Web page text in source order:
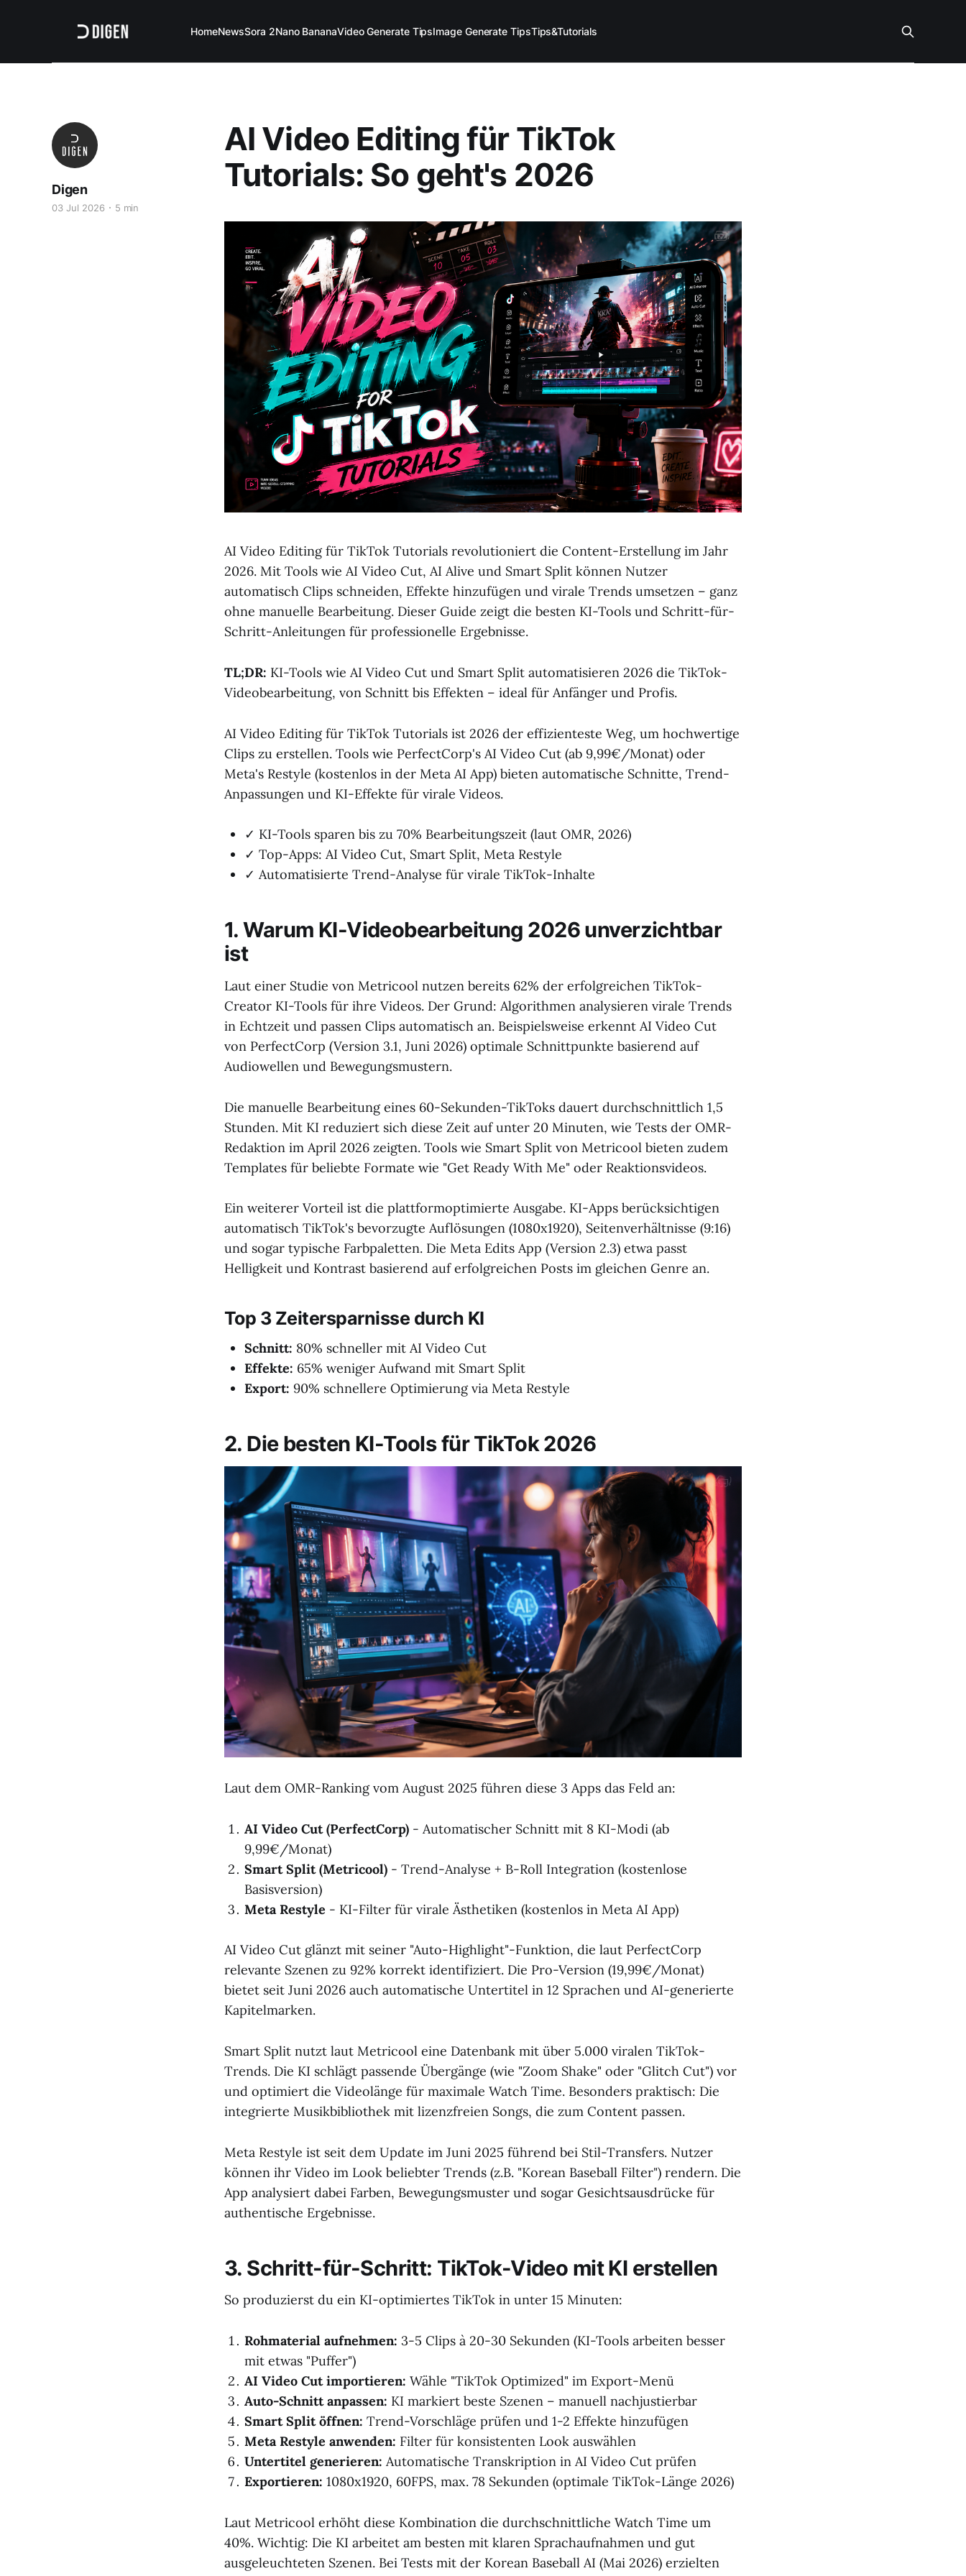
HomeNewsSora 2Nano BananaVideo Generate TipsImage Generate TipsTips&Tutorials
AI Video Editing für TikTok
Tutorials: So geht's 2026
Digen
03 Jul 2026 5 min
AI Video Editing für TikTok Tutorials revolutioniert die Content-Erstellung im Jahr
2026. Mit Tools wie AI Video Cut, AI Alive und Smart Split können Nutzer
automatisch Clips schneiden, Effekte hinzufügen und virale Trends umsetzen – ganz
ohne manuelle Bearbeitung. Dieser Guide zeigt die besten KI-Tools und Schritt-für-
Schritt-Anleitungen für professionelle Ergebnisse.
TL;DR: KI-Tools wie AI Video Cut und Smart Split automatisieren 2026 die TikTok-
Videobearbeitung, von Schnitt bis Effekten – ideal für Anfänger und Profis.
AI Video Editing für TikTok Tutorials ist 2026 der effizienteste Weg, um hochwertige
Clips zu erstellen. Tools wie PerfectCorp's AI Video Cut (ab 9,99€/Monat) oder
Meta's Restyle (kostenlos in der Meta AI App) bieten automatische Schnitte, Trend-
Anpassungen und KI-Effekte für virale Videos.
✓ KI-Tools sparen bis zu 70% Bearbeitungszeit (laut OMR, 2026)
✓ Top-Apps: AI Video Cut, Smart Split, Meta Restyle
✓ Automatisierte Trend-Analyse für virale TikTok-Inhalte
1. Warum KI-Videobearbeitung 2026 unverzichtbar
ist
Laut einer Studie von Metricool nutzen bereits 62% der erfolgreichen TikTok-
Creator KI-Tools für ihre Videos. Der Grund: Algorithmen analysieren virale Trends
in Echtzeit und passen Clips automatisch an. Beispielsweise erkennt AI Video Cut
von PerfectCorp (Version 3.1, Juni 2026) optimale Schnittpunkte basierend auf
Audiowellen und Bewegungsmustern.
Die manuelle Bearbeitung eines 60-Sekunden-TikToks dauert durchschnittlich 1,5
Stunden. Mit KI reduziert sich diese Zeit auf unter 20 Minuten, wie Tests der OMR-
Redaktion im April 2026 zeigten. Tools wie Smart Split von Metricool bieten zudem
Templates für beliebte Formate wie "Get Ready With Me" oder Reaktionsvideos.
Ein weiterer Vorteil ist die plattformoptimierte Ausgabe. KI-Apps berücksichtigen
automatisch TikTok's bevorzugte Auflösungen (1080x1920), Seitenverhältnisse (9:16)
und sogar typische Farbpaletten. Die Meta Edits App (Version 2.3) etwa passt
Helligkeit und Kontrast basierend auf erfolgreichen Posts im gleichen Genre an.
Top 3 Zeitersparnisse durch KI
Schnitt: 80% schneller mit AI Video Cut
Effekte: 65% weniger Aufwand mit Smart Split
Export: 90% schnellere Optimierung via Meta Restyle
2. Die besten KI-Tools für TikTok 2026
Laut dem OMR-Ranking vom August 2025 führen diese 3 Apps das Feld an:
AI Video Cut (PerfectCorp) - Automatischer Schnitt mit 8 KI-Modi (ab
9,99€/Monat)
Smart Split (Metricool) - Trend-Analyse + B-Roll Integration (kostenlose
Basisversion)
Meta Restyle - KI-Filter für virale Ästhetiken (kostenlos in Meta AI App)
AI Video Cut glänzt mit seiner "Auto-Highlight"-Funktion, die laut PerfectCorp
relevante Szenen zu 92% korrekt identifiziert. Die Pro-Version (19,99€/Monat)
bietet seit Juni 2026 auch automatische Untertitel in 12 Sprachen und AI-generierte
Kapitelmarken.
Smart Split nutzt laut Metricool eine Datenbank mit über 5.000 viralen TikTok-
Trends. Die KI schlägt passende Übergänge (wie "Zoom Shake" oder "Glitch Cut") vor
und optimiert die Videolänge für maximale Watch Time. Besonders praktisch: Die
integrierte Musikbibliothek mit lizenzfreien Songs, die zum Content passen.
Meta Restyle ist seit dem Update im Juni 2025 führend bei Stil-Transfers. Nutzer
können ihr Video im Look beliebter Trends (z.B. "Korean Baseball Filter") rendern. Die
App analysiert dabei Farben, Bewegungsmuster und sogar Gesichtsausdrücke für
authentische Ergebnisse.
3. Schritt-für-Schritt: TikTok-Video mit KI erstellen
So produzierst du ein KI-optimiertes TikTok in unter 15 Minuten:
Rohmaterial aufnehmen: 3-5 Clips à 20-30 Sekunden (KI-Tools arbeiten besser
mit etwas "Puffer")
AI Video Cut importieren: Wähle "TikTok Optimized" im Export-Menü
Auto-Schnitt anpassen: KI markiert beste Szenen – manuell nachjustierbar
Smart Split öffnen: Trend-Vorschläge prüfen und 1-2 Effekte hinzufügen
Meta Restyle anwenden: Filter für konsistenten Look auswählen
Untertitel generieren: Automatische Transkription in AI Video Cut prüfen
Exportieren: 1080x1920, 60FPS, max. 78 Sekunden (optimale TikTok-Länge 2026)
Laut Metricool erhöht diese Kombination die durchschnittliche Watch Time um
40%. Wichtig: Die KI arbeitet am besten mit klaren Sprachaufnahmen und gut
ausgeleuchteten Szenen. Bei Tests mit der Korean Baseball AI (Mai 2026) erzielten